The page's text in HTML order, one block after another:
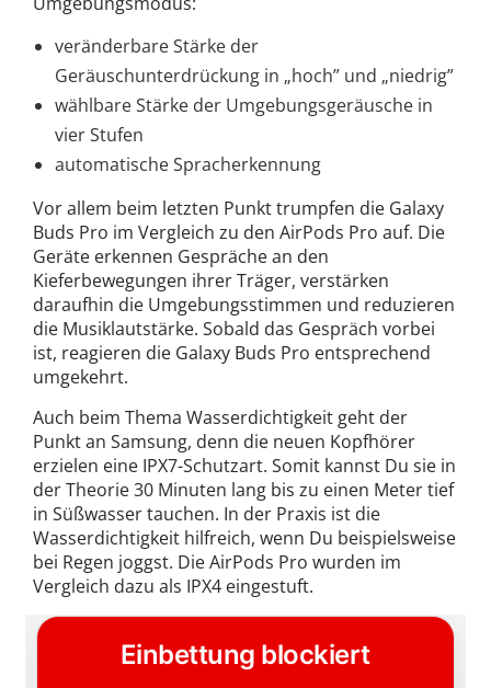
veränderbare Stärke der
Geräuschunterdrückung in „hoch” und „niedrig”
wählbare Stärke der Umgebungsgeräusche in
vier Stufen
automatische Spracherkennung
Vor allem beim letzten Punkt trumpfen die Galaxy
Buds Pro im Vergleich zu den AirPods Pro auf. Die
Geräte erkennen Gespräche an den
Kieferbewegungen ihrer Träger, verstärken
daraufhin die Umgebungsstimmen und reduzieren
die Musiklautstärke. Sobald das Gespräch vorbei
ist, reagieren die Galaxy Buds Pro entsprechend
umgekehrt.
Auch beim Thema Wasserdichtigkeit geht der
Punkt an Samsung, denn die neuen Kopfhörer
erzielen eine IPX7-Schutzart. Somit kannst Du sie in
der Theorie 30 Minuten lang bis zu einen Meter tief
in Süßwasser tauchen. In der Praxis ist die
Wasserdichtigkeit hilfreich, wenn Du beispielsweise
bei Regen joggst. Die AirPods Pro wurden im
Vergleich dazu als IPX4 eingestuft.